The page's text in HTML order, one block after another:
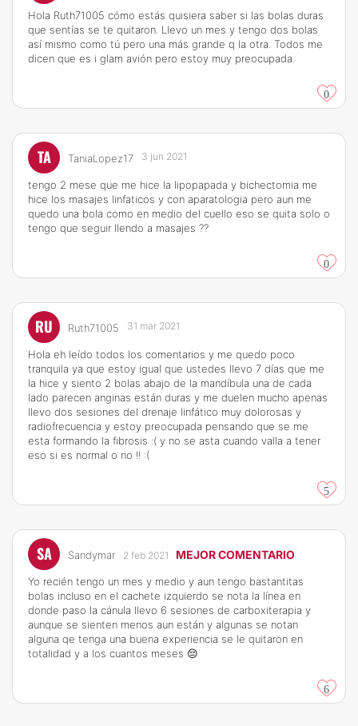
Hola Ruth71005 cómo estás quisiera saber si las bolas duras
que sentías se te quitaron. Llevo un mes y tengo dos bolas
así mismo como tú pero una más grande q la otra. Todos me
dicen que es i glam avión pero estoy muy preocupada.
0
TA TaniaLopez17 3 jun 2021
tengo 2 mese que me hice la lipopapada y bichectomia me
hice los masajes linfaticos y con aparatologia pero aun me
quedo una bola como en medio del cuello eso se quita solo o
tengo que seguir llendo a masajes ??
0
RU Ruth71005 31 mar 2021
Hola eh leído todos los comentarios y me quedo poco
tranquila ya que estoy igual que ustedes llevo 7 días que me
la hice y siento 2 bolas abajo de la mandíbula una de cada
lado parecen anginas están duras y me duelen mucho apenas
llevo dos sesiones del drenaje linfático muy dolorosas y
radiofrecuencia y estoy preocupada pensando que se me
esta formando la fibrosis :( y no se asta cuando valla a tener
eso si es normal o no !! :(
5
SA Sandymar 2 feb 2021 MEJOR COMENTARIO
Yo recién tengo un mes y medio y aun tengo bastantitas
bolas incluso en el cachete izquierdo se nota la línea en
donde paso la cánula llevo 6 sesiones de carboxiterapia y
aunque se sienten menos aun están y algunas se notan
alguna qe tenga una buena experiencia se le quitaron en
totalidad y a los cuantos meses 😔
6